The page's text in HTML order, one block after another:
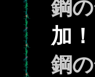
鋼
加！
鋼